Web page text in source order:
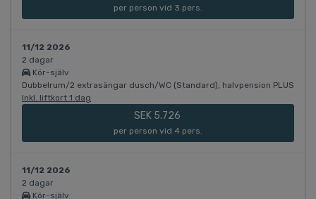
per person vid 3 pers.
11/12 2026
2 dagar
Kör-själv
Dubbelrum/2 extrasängar dusch/WC (Standard), halvpension PLUS
Inkl. liftkort 1 dag
SEK 5.726
per person vid 4 pers.
11/12 2026
2 dagar
Kör-själv